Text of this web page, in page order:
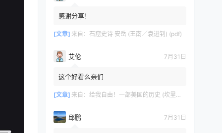
感谢分享！
[文章] 来自： 石窟史诗 安岳 (王南／袁进钊) (pdf)
艾伦 7月31日
这个好看么亲们
[文章] 来自： 给我自由！一部美国的历史 (坎里克·方纳／埃里克·方纳) (mobi+azw3+epub)
邱鹏 7月31日